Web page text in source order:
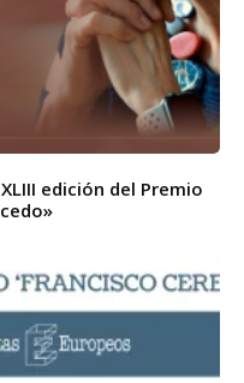
edición del Premio